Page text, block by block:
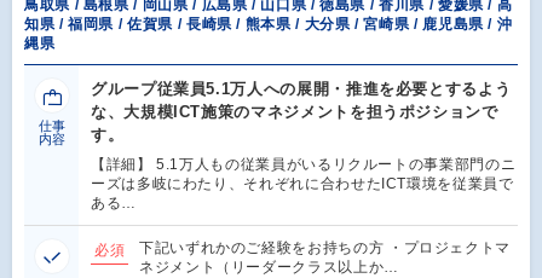
鳥取県 / 島根県 / 岡山県 / 広島県 / 山口県 / 徳島県 / 香川県 / 愛媛県 / 高
知県 / 福岡県 / 佐賀県 / 長崎県 / 熊本県 / 大分県 / 宮崎県 / 鹿児島県 / 沖
縄県
仕事
内容
グループ従業員5.1万人への展開・推進を必要とするよう
な、大規模ICT施策のマネジメントを担うポジションで
す。
【詳細】 5.1万人もの従業員がいるリクルートの事業部門のニ
ーズは多岐にわたり、それぞれに合わせたICT環境を従業員で
ある…
必須
下記いずれかのご経験をお持ちの方 ・プロジェクトマ
ネジメント（リーダークラス以上か…